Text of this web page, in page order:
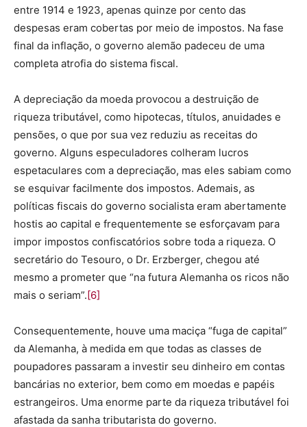
entre 1914 e 1923, apenas quinze por cento das
despesas eram cobertas por meio de impostos. Na fase
final da inflação, o governo alemão padeceu de uma
completa atrofia do sistema fiscal.
A depreciação da moeda provocou a destruição de
riqueza tributável, como hipotecas, títulos, anuidades e
pensões, o que por sua vez reduziu as receitas do
governo. Alguns especuladores colheram lucros
espetaculares com a depreciação, mas eles sabiam como
se esquivar facilmente dos impostos. Ademais, as
políticas fiscais do governo socialista eram abertamente
hostis ao capital e frequentemente se esforçavam para
impor impostos confiscatórios sobre toda a riqueza. O
secretário do Tesouro, o Dr. Erzberger, chegou até
mesmo a prometer que “na futura Alemanha os ricos não
mais o seriam”.[6]
Consequentemente, houve uma maciça “fuga de capital”
da Alemanha, à medida em que todas as classes de
poupadores passaram a investir seu dinheiro em contas
bancárias no exterior, bem como em moedas e papéis
estrangeiros. Uma enorme parte da riqueza tributável foi
afastada da sanha tributarista do governo.